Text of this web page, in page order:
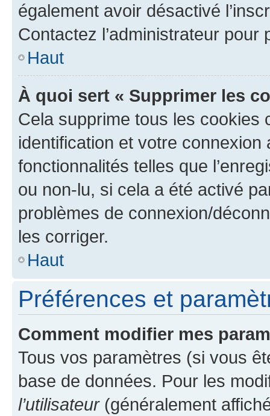
également avoir désactivé
Contactez l’administrateur
Haut
À quoi sert « Supprimer les
Cela supprime tous les cookies
identification et votre
fonctionnalités telles que
ou non-lu, si cela a été activé
problèmes de connexion/
les corriger.
Haut
Préférences et
Comment modifier mes
Tous vos paramètres (si vous
base de données. Pour les
l’utilisateur(généralement